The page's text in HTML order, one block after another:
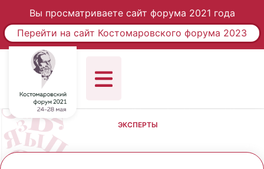
Вы просматриваете сайт форума 2021 года
Перейти на сайт Костомаровского форума 2023
ЭКСПЕРТЫ